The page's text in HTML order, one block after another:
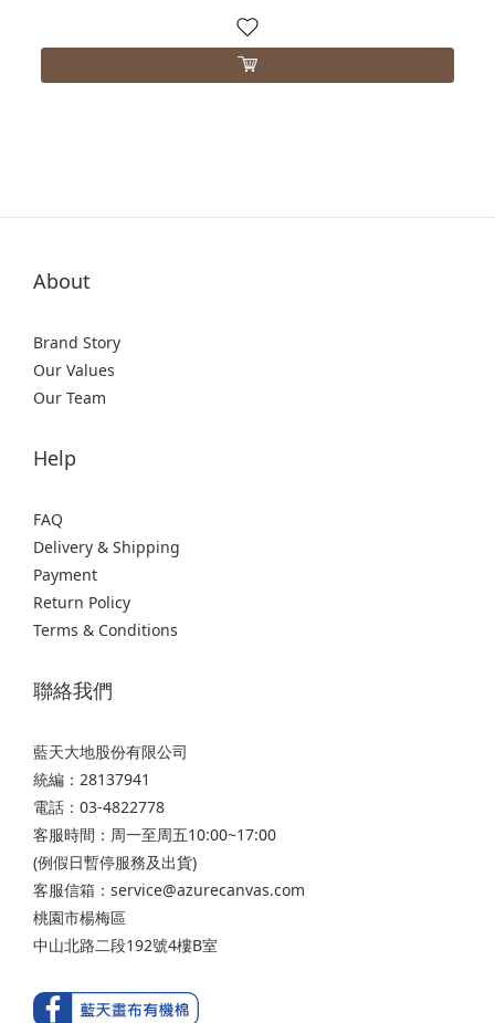
About
Brand Story
Our Values
Our Team
Help
FAQ
Delivery & Shipping
Payment
Return Policy
Terms & Conditions
聯絡我們
藍天大地股份有限公司
統編：28137941
電話：03-4822778
客服時間：周一至周五10:00~17:00
(例假日暫停服務及出貨)
客服信箱：service@azurecanvas.com
桃園市楊梅區
中山北路二段192號4樓B室